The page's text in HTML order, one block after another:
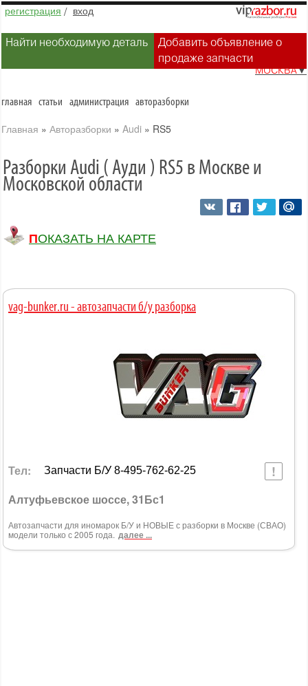
регистрация / вход
Найти необходимую деталь
Добавить объявление о
продаже запчасти
МОСКВА▼
главная статьи администрация авторазборки
Главная » Авторазборки » Audi » RS5
Разборки Audi ( Ауди ) RS5 в Москве и
Московской области
ПОКАЗАТЬ НА КАРТЕ
vag-bunker.ru - автозапчасти б/у разборка
Тел: Запчасти Б/У 8-495-762-62-25
Алтуфьевское шоссе, 31Бс1
Автозапчасти для иномарок Б/У и НОВЫЕ с разборки в Москве (СВАО)
модели только с 2005 года. далее ...